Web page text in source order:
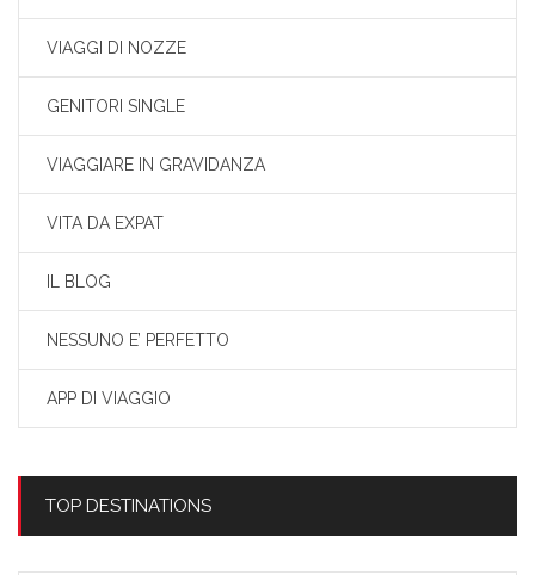
VIAGGI DI NOZZE
GENITORI SINGLE
VIAGGIARE IN GRAVIDANZA
VITA DA EXPAT
IL BLOG
NESSUNO E’ PERFETTO
APP DI VIAGGIO
TOP DESTINATIONS